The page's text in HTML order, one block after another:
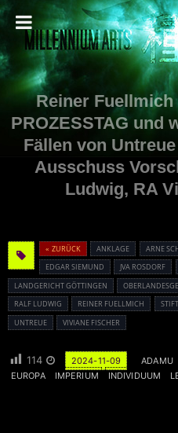
Reiner Fuellmich
PROZESSTAG und
Fällen von
Ausschuss
Ludwig, RA
« ZURÜCK ANKLAGE ARNE
EDGAR SIEMUND
JVA ROSDORF
LANDGERICHT GÖTTINGEN
RALF LUDWIG
REINER FUELLMICH
UNTREUE
VIVIANE FISCHER
114 2024-11-09 ADAMU
EUROPA
IMPERIUM INDIVIDUUM